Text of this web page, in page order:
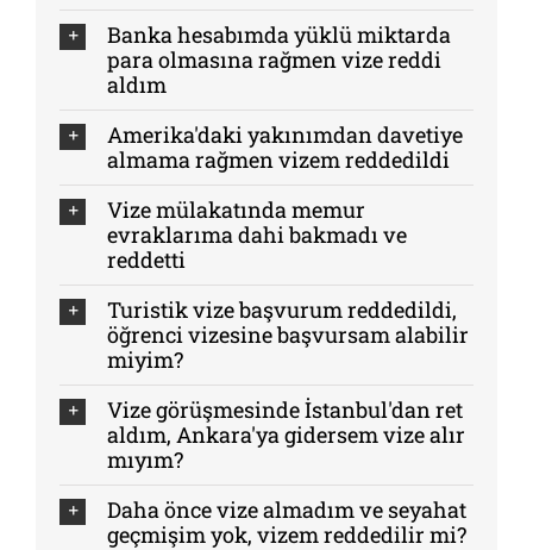
Banka hesabımda yüklü miktarda
para olmasına rağmen vize reddi
aldım
Amerika'daki yakınımdan davetiye
almama rağmen vizem reddedildi
Vize mülakatında memur
evraklarıma dahi bakmadı ve
reddetti
Turistik vize başvurum reddedildi,
öğrenci vizesine başvursam alabilir
miyim?
Vize görüşmesinde İstanbul'dan ret
aldım, Ankara'ya gidersem vize alır
mıyım?
Daha önce vize almadım ve seyahat
geçmişim yok, vizem reddedilir mi?